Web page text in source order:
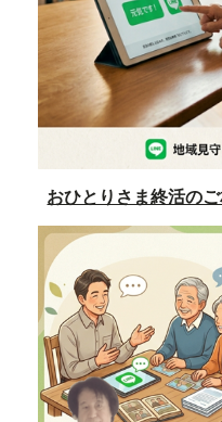
おひとりさま終活のご